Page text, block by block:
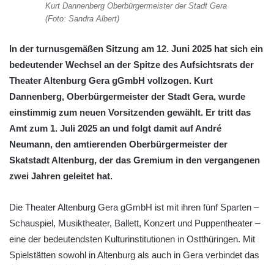
Kurt Dannenberg Oberbürgermeister der Stadt Gera
(Foto: Sandra Albert)
In der turnusgemäßen Sitzung am 12. Juni 2025 hat sich ein
bedeutender Wechsel an der Spitze des Aufsichtsrats der
Theater Altenburg Gera gGmbH vollzogen. Kurt
Dannenberg, Oberbürgermeister der Stadt Gera, wurde
einstimmig zum neuen Vorsitzenden gewählt. Er tritt das
Amt zum 1. Juli 2025 an und folgt damit auf André
Neumann, den amtierenden Oberbürgermeister der
Skatstadt Altenburg, der das Gremium in den vergangenen
zwei Jahren geleitet hat.
Die Theater Altenburg Gera gGmbH ist mit ihren fünf Sparten –
Schauspiel, Musiktheater, Ballett, Konzert und Puppentheater –
eine der bedeutendsten Kulturinstitutionen in Ostthüringen. Mit
Spielstätten sowohl in Altenburg als auch in Gera verbindet das